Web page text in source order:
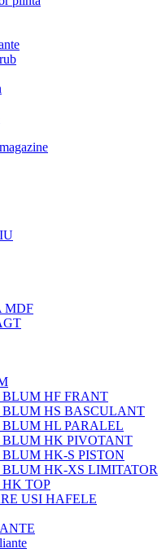
MDF
BLUM HF FRANT
BLUM HS BASCULANT
BLUM HL PARALEL
BLUM HK PIVOTANT
HK-S PISTON
BLUM HK-XS LIMITATOR
HK TOP
USI HAFELE